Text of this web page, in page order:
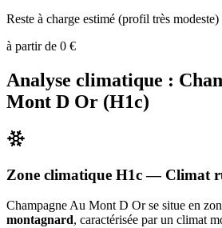
Reste à charge estimé (profil très modeste)
à partir de 0 €
Analyse climatique :
Mont D Or (H1c)
Zone climatique H1c— Climat
Champagne Au Mont D Orse situe en
montagnard, caractérisée par un climat